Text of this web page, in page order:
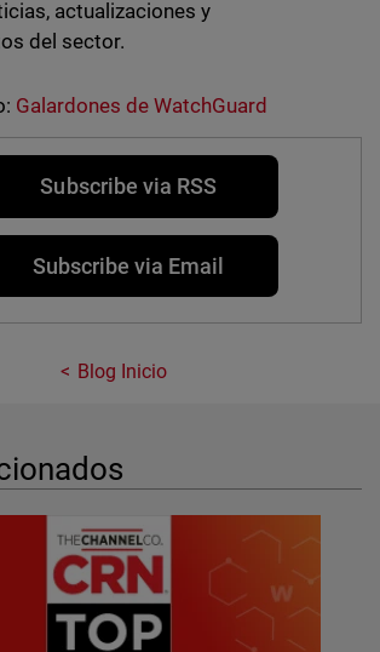
actualizaciones y
del sector.
Galardones de WatchGuard
Subscribe via RSS
Subscribe via Email
Blog Inicio